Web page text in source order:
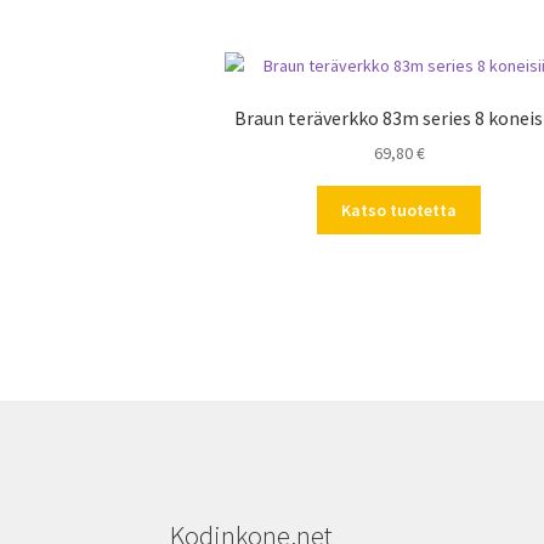
Braun teräverkko 83m series 8
69,80€
Katso tuotetta
Kodinkone.net